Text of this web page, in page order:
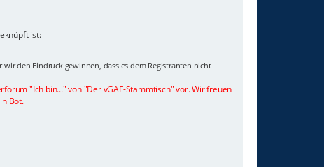
ist:
den Eindruck gewinnen, dass es dem Registranten nicht
"Ich bin..." von "Der vGAF-Stammtisch" vor. Wir freuen
Bot.